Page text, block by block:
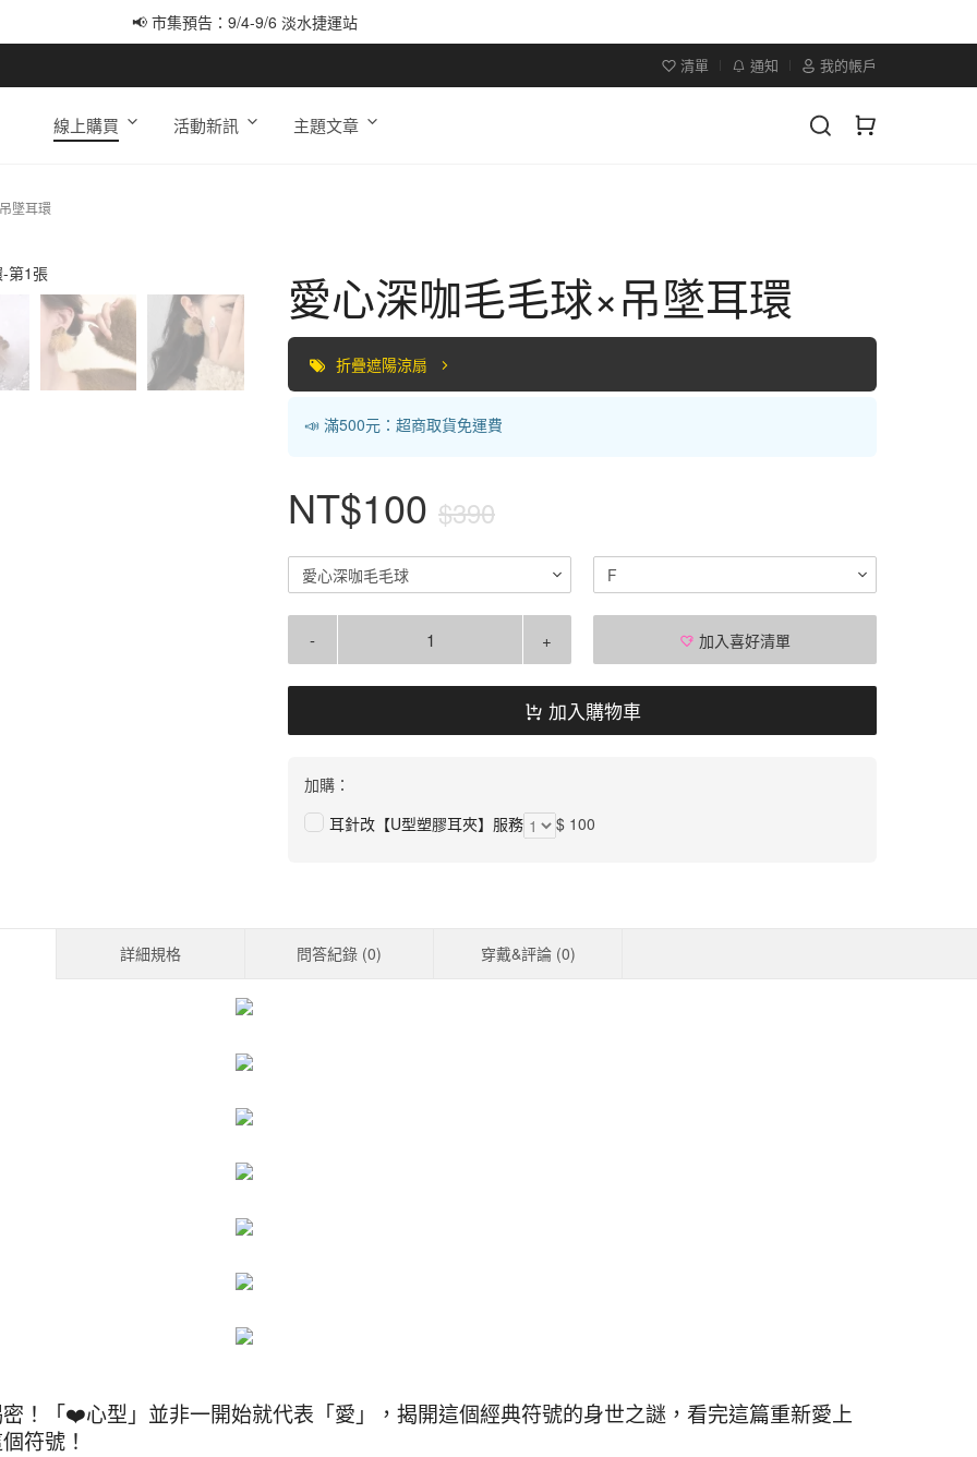
📢 市集預告：9/4-9/6 淡水捷運站
清單 通知 我的帳戶
線上購買 活動新訊 主題文章
墜耳環
愛心深咖毛毛球×吊墜耳環
折疊遮陽涼扇
📣 滿500元：超商取貨免運費
NT$100 $390
愛心深咖毛毛球 F
- + 加入喜好清單
加入購物車
加購：
耳針改【U型塑膠耳夾】服務
$ 100
詳細規格 問答紀錄 (0) 穿戴&評論 (0)
！「❤️心型」並非一開始就代表「愛」，揭開這個經典符號的身世之謎，看完這篇重新愛上
符號！